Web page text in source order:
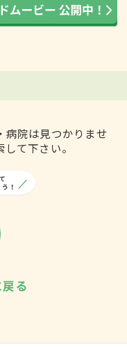
病院は見つかりませ
て下さい。
る